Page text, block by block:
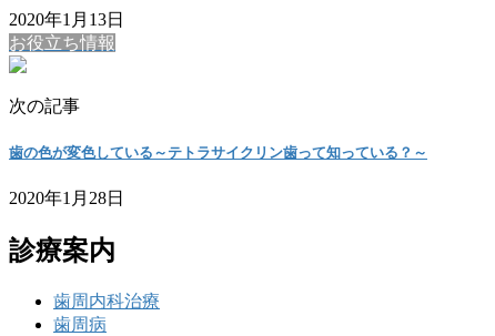
2020年1月13日
お役立ち情報
次の記事
歯の色が変色している～テトラサイクリン歯って知っている？～
2020年1月28日
診療案内
歯周内科治療
歯周病